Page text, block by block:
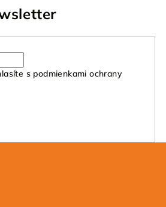
s podmienkami ochrany